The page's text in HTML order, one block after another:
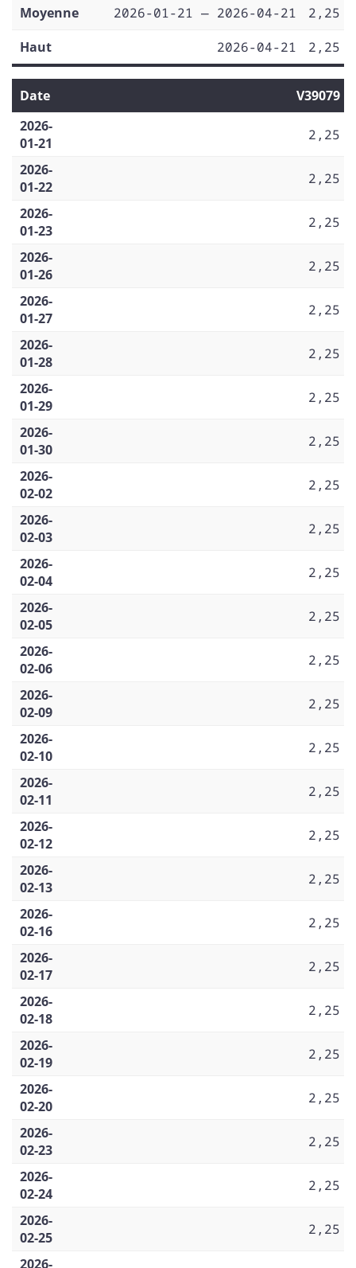
Moyenne
2026-01-21 — 2026-04-21
2,25
Haut
2026-04-21 2,25
Date
V39079
2026-
01-21
2,25
2026-
01-22
2,25
2026-
01-23
2,25
2026-
01-26
2,25
2026-
01-27
2,25
2026-
01-28
2,25
2026-
01-29
2,25
2026-
01-30
2,25
2026-
02-02
2,25
2026-
02-03
2,25
2026-
02-04
2,25
2026-
02-05
2,25
2026-
02-06
2,25
2026-
02-09
2,25
2026-
02-10
2,25
2026-
02-11
2,25
2026-
02-12
2,25
2026-
02-13
2,25
2026-
02-16
2,25
2026-
02-17
2,25
2026-
02-18
2,25
2026-
02-19
2,25
2026-
02-20
2,25
2026-
02-23
2,25
2026-
02-24
2,25
2026-
02-25
2,25
2026-